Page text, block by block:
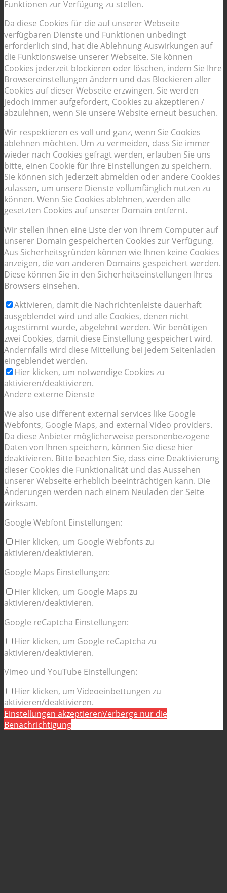
Funktionen zur Verfügung zu stellen.
Da diese Cookies für die auf unserer Webseite
verfügbaren Dienste und Funktionen unbedingt
erforderlich sind, hat die Ablehnung Auswirkungen auf
die Funktionsweise unserer Webseite. Sie können
Cookies jederzeit blockieren oder löschen, indem Sie Ihre
Browsereinstellungen ändern und das Blockieren aller
Cookies auf dieser Webseite erzwingen. Sie werden
jedoch immer aufgefordert, Cookies zu akzeptieren /
abzulehnen, wenn Sie unsere Website erneut besuchen.
Wir respektieren es voll und ganz, wenn Sie Cookies
ablehnen möchten. Um zu vermeiden, dass Sie immer
wieder nach Cookies gefragt werden, erlauben Sie uns
bitte, einen Cookie für Ihre Einstellungen zu speichern.
Sie können sich jederzeit abmelden oder andere Cookies
zulassen, um unsere Dienste vollumfänglich nutzen zu
können. Wenn Sie Cookies ablehnen, werden alle
gesetzten Cookies auf unserer Domain entfernt.
Wir stellen Ihnen eine Liste der von Ihrem Computer auf
unserer Domain gespeicherten Cookies zur Verfügung.
Aus Sicherheitsgründen können wie Ihnen keine Cookies
anzeigen, die von anderen Domains gespeichert werden.
Diese können Sie in den Sicherheitseinstellungen Ihres
Browsers einsehen.
Aktivieren, damit die Nachrichtenleiste dauerhaft
ausgeblendet wird und alle Cookies, denen nicht
zugestimmt wurde, abgelehnt werden. Wir benötigen
zwei Cookies, damit diese Einstellung gespeichert wird.
Andernfalls wird diese Mitteilung bei jedem Seitenladen
eingeblendet werden.
Hier klicken, um notwendige Cookies zu
aktivieren/deaktivieren.
Andere externe Dienste
We also use different external services like Google
Webfonts, Google Maps, and external Video providers.
Da diese Anbieter möglicherweise personenbezogene
Daten von Ihnen speichern, können Sie diese hier
deaktivieren. Bitte beachten Sie, dass eine Deaktivierung
dieser Cookies die Funktionalität und das Aussehen
unserer Webseite erheblich beeinträchtigen kann. Die
Änderungen werden nach einem Neuladen der Seite
wirksam.
Google Webfont Einstellungen:
Hier klicken, um Google Webfonts zu
aktivieren/deaktivieren.
Google Maps Einstellungen:
Hier klicken, um Google Maps zu
aktivieren/deaktivieren.
Google reCaptcha Einstellungen:
Hier klicken, um Google reCaptcha zu
aktivieren/deaktivieren.
Vimeo und YouTube Einstellungen:
Hier klicken, um Videoeinbettungen zu
aktivieren/deaktivieren.
Einstellungen akzeptierenVerberge nur die
Benachrichtigung